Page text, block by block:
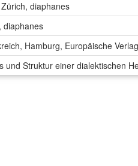
diaphanes
diaphanes
Hamburg, Europäische
und Struktur einer dialektischen